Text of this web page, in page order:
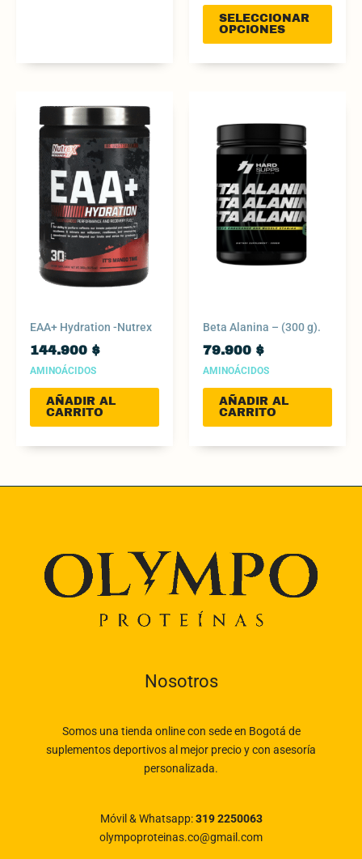
SELECCIONAR
OPCIONES
EAA+ Hydration -Nutrex
144.900 $
AMINOÁCIDOS
AÑADIR AL
CARRITO
Beta Alanina – (300 g).
79.900 $
AMINOÁCIDOS
AÑADIR AL
CARRITO
Nosotros
Somos una tienda online con sede en Bogotá de
suplementos deportivos al mejor precio y con asesoría
personalizada.
Móvil & Whatsapp:319 2250063
olympoproteinas.co@gmail.com